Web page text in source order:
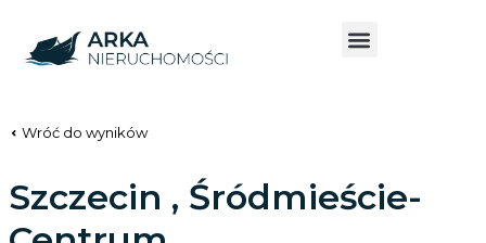
Wróć do wyników
Szczecin , Śródmieście-